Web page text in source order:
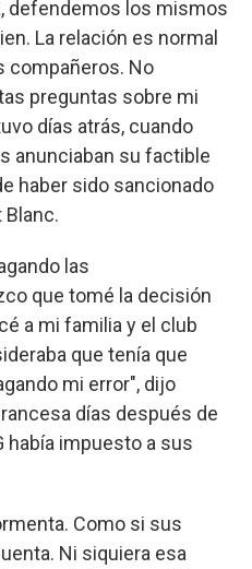
defendemos los mismos
La relación es normal
compañeros. No
preguntas sobre mi
días atrás, cuando
anunciaban su factible
haber sido sancionado
Blanc.
las
que tomé la decisión
a mi familia y el club
que tenía que
mi error", dijo
días después de
había impuesto a sus
Como si sus
Ni siquiera esa